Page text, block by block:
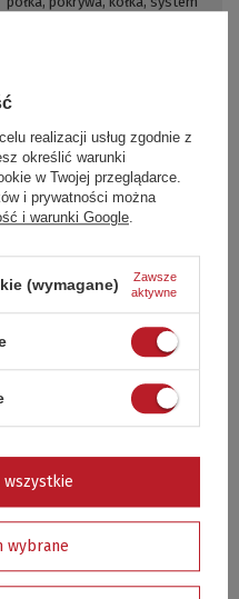
7
się odpowiedzieć tak
są przetwarzane zgodnie z
jej postanowienia.
realizacji usług zgodnie z
określić warunki
w Twojej przeglądarce.
i prywatności można
i warunki Google.
(wymagane)
Zawsze
aktywne
wybrane
wszystkie